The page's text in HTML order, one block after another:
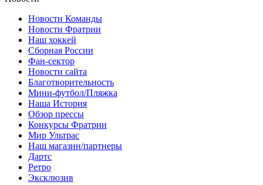
Новости Команды
Новости Фратрии
Наш хоккей
Сборная России
Фан-cектор
Новости сайта
Благотворительность
Мини-футбол/Пляжка
Наша История
Обзор прессы
Конкурсы Фратрии
Мир Ультрас
Наш магазин/партнеры
Дартс
Ретро
Эксклюзив